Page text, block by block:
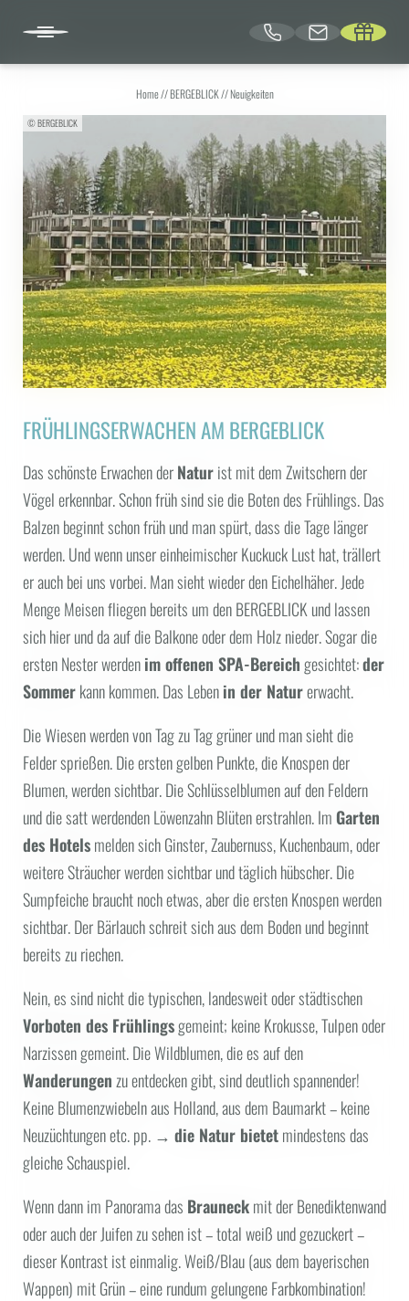
BERGEBLICK
Warum ins BERGEBLICK | Awards
BERGEBLICK-Familie
Architektur
Nachhaltigkeit | Natur
Sundowner Lounge | Rooftop-Bar
Tagungen | Seminare
Retreat Location
Bilder | Videos
Jobs
Media | Presse
Social Media Wall
URLAUBSOASE
SENSES SPA
NATURENESS
Home//BERGEBLICK//Neuigkeiten
© BERGEBLICK
FRÜHLINGSERWACHEN AM BERGEBLICK
Das schönste Erwachen derNaturist mit dem Zwitschern der
Vögel erkennbar. Schon früh sind sie die Boten des Frühlings. Das
Balzen beginnt schon früh und man spürt, dass die Tage länger
werden. Und wenn unser einheimischer Kuckuck Lust hat, trällert
er auch bei uns vorbei. Man sieht wieder den Eichelhäher. Jede
Menge Meisen fliegen bereits um den BERGEBLICK und lassen
sich hier und da auf die Balkone oder dem Holz nieder. Sogar die
ersten Nester werdenim offenen SPA-Bereichgesichtet:der
Sommerkann kommen. Das Lebenin der Naturerwacht.
Die Wiesen werden von Tag zu Tag grüner und man sieht die
Felder sprießen. Die ersten gelben Punkte, die Knospen der
Blumen, werden sichtbar. Die Schlüsselblumen auf den Feldern
und die satt werdenden Löwenzahn Blüten erstrahlen. Im Garten
des Hotelsmelden sich Ginster, Zaubernuss, Kuchenbaum, oder
weitere Sträucher werden sichtbar und täglich hübscher. Die
Sumpfeiche braucht noch etwas, aber die ersten Knospen werden
sichtbar. Der Bärlauch schreit sich aus dem Boden und beginnt
bereits zu riechen.
Nein, es sind nicht die typischen, landesweit oder städtischen
Vorboten des Frühlingsgemeint; keine Krokusse, Tulpen oder
Narzissen gemeint. Die Wildblumen, die es auf den
Wanderungenzu entdecken gibt, sind deutlich spannender!
Keine Blumenzwiebeln aus Holland, aus dem Baumarkt – keine
Neuzüchtungen etc. pp. → die Natur bietetmindestens das
gleiche Schauspiel.
Wenn dann im Panorama das Brauneckmit der Benediktenwand
oder auch der Juifen zu sehen ist – total weiß und gezuckert –
dieser Kontrast ist einmalig. Weiß/Blau (aus dem bayerischen
Wappen) mit Grün – eine rundum gelungene Farbkombination!